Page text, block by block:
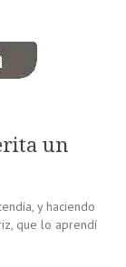
un
y haciendo
que lo aprendí